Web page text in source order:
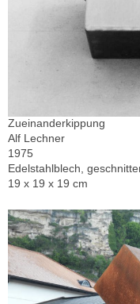
Zueinanderkippung
Alf Lechner
1975
Edelstahlblech,
19 x 19 x 19 cm